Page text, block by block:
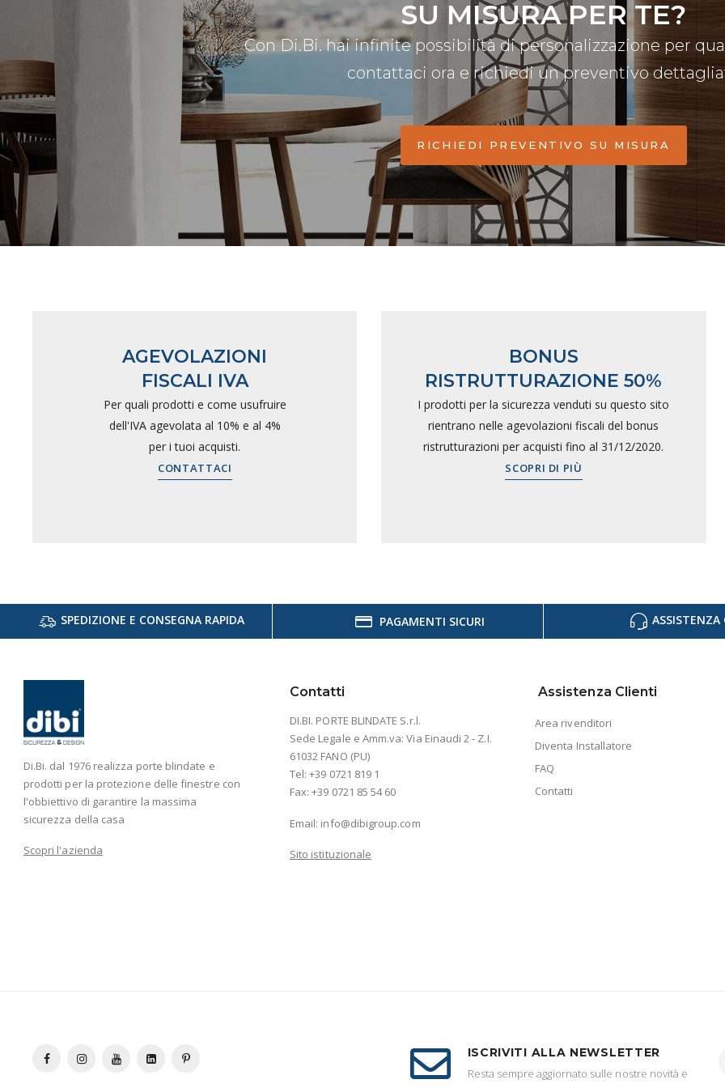
SU MISURA PER TE?
Con Di.Bi. hai infinite possibilità di personalizzazione per
contattaci ora e richiedi un preventivo
RICHIEDI PREVENTIVO SU MISURA
AGEVOLAZIONI
FISCALI IVA
Per quali prodotti e come usufruire
dell'IVA agevolata al 10% e al 4%
per i tuoi acquisti.
CONTATTACI
BONUS
RISTRUTTURAZIONE 50%
I prodotti per la sicurezza venduti su questo sito
rientrano nelle agevolazioni fiscali del bonus
ristrutturazioni per acquisti fino al 31/12/2020.
SCOPRI DI PIÙ
SPEDIZIONE E CONSEGNA RAPIDA PAGAMENTI SICURI ASSISTENZA
Di.Bi. dal 1976 realizza porte blindate e
prodotti per la protezione delle finestre con
l'obbiettivo di garantire la massima
sicurezza della casa
Scopri l'azienda
Contatti
DI.BI. PORTE BLINDATE S.r.l.
Sede Legale e Amm.va: Via Einaudi 2 - Z.I.
61032 FANO (PU)
Tel: +39 0721 819 1
Fax: +39 0721 85 54 60
Email: info@dibigroup.com
Sito istituzionale
Assistenza Clienti
Area rivenditori
Diventa Installatore
FAQ
Contatti
ISCRIVITI ALLA NEWSLETTER
Resta sempre aggiornato sulle nostre novità e